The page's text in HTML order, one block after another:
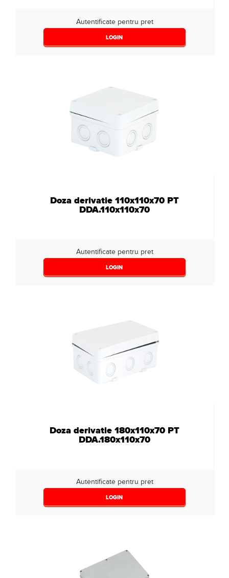
Autentificate pentru pret
LOGIN
Doza derivatie 110x110x70 PT
DDA.110x110x70
Autentificate pentru pret
LOGIN
Doza derivatie 180x110x70 PT
DDA.180x110x70
Autentificate pentru pret
LOGIN